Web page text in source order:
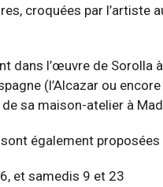
croquées par l’artiste
dans l’œuvre de Sorolla
(l’Alcazar ou
sa maison-atelier à
également proposées
et samedis 9 et 23